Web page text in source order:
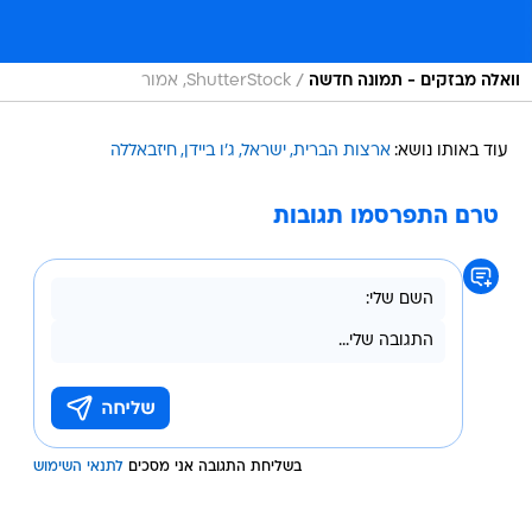
וואלה מבזקים - תמונה חדשה / ShutterStock, אמור
עוד באותו נושא: ארצות הברית ישראל ג'ו ביידן חיזבאללה
טרם התפרסמו תגובות
בשליחת התגובה אני מסכים לתנאי השימוש